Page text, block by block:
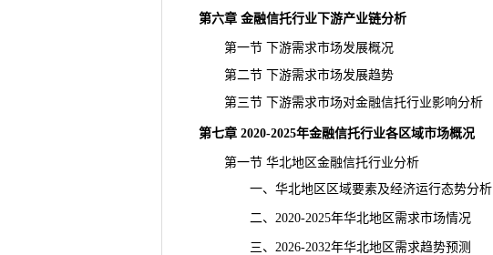
第六章 金融信托行业下游产业链分析
第一节 下游需求市场发展概况
第二节 下游需求市场发展趋势
第三节 下游需求市场对金融信托行业影响分析
第七章 2020-2025年金融信托行业各区域市场概况
第一节 华北地区金融信托行业分析
一、华北地区区域要素及经济运行态势分析
二、2020-2025年华北地区需求市场情况
三、2026-2032年华北地区需求趋势预测